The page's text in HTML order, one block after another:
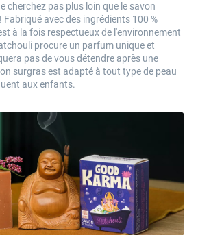
cherchez pas plus loin que le savon
avec des ingrédients 100 %
à la fois respectueux de l'environnement
procure un parfum unique et
pas de vous détendre après une
surgras est adapté à tout type de peau
aux enfants.